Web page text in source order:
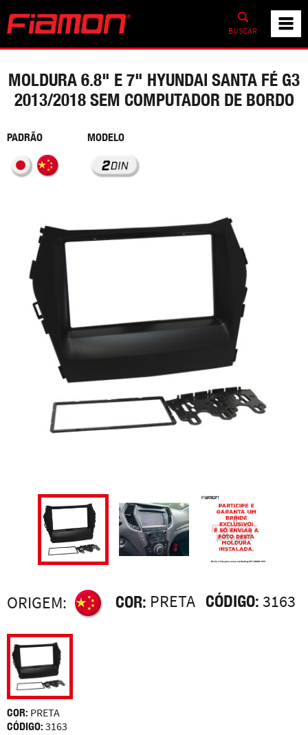
BUSCAR
MOLDURA 6.8" E 7" HYUNDAI SANTA FÉ G3
2013/2018 SEM COMPUTADOR DE BORDO
PADRÃO MODELO
ORIGEM: COR: PRETA CÓDIGO: 3163
COR: PRETA
CÓDIGO: 3163